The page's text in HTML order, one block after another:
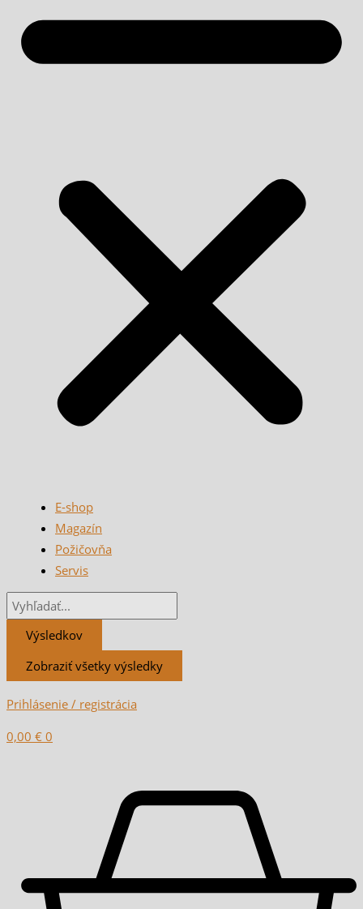
E-shop
Magazín
Požičovňa
Servis
Výsledkov
Zobraziť všetky výsledky
Prihlásenie / registrácia
0,00 € 0